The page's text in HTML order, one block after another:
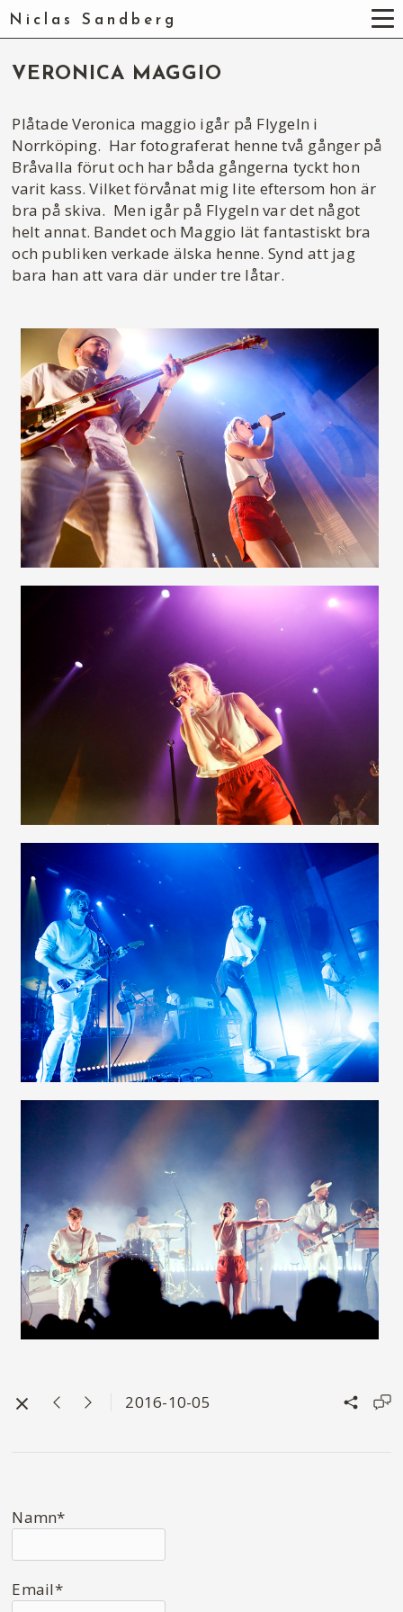
Niclas Sandberg
VERONICA MAGGIO
Plåtade Veronica maggio igår på Flygeln i
Norrköping. Har fotograferat henne två gånger på
Bråvalla förut och har båda gångerna tyckt hon
varit kass. Vilket förvånat mig lite eftersom hon är
bra på skiva. Men igår på Flygeln var det något
helt annat. Bandet och Maggio lät fantastiskt bra
och publiken verkade älska henne. Synd att jag
bara han att vara där under tre låtar.
2016-10-05
Namn*
Email*